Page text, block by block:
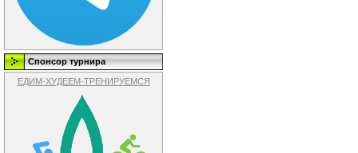
Спонсор турнира
ЕДИМ-ХУДЕЕМ-ТРЕНИРУЕМСЯ